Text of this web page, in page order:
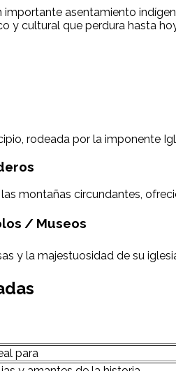
asentamiento
y cultural que perdura hasta
rodeada por la imponente
montañas circundantes,
/ Museos
y la majestuosidad de su
para